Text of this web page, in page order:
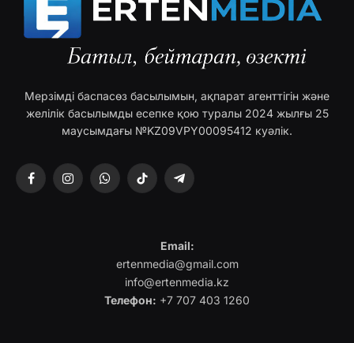
Мерзімді баспасөз басылымын, ақпарат агенттігін және
желілік басылымды есепке қою туралы 2024 жылғы 25
маусымдағы №KZ09VPY00095412 куәлік.
FacebookInstagramWhatsAppTikTok Telegram
Email:
ertenmedia@gmail.com
info@ertenmedia.kz
Телефон: +7 707 403 1260